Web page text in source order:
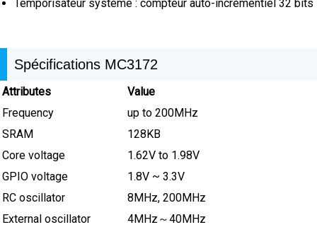
Temporisateur système : compteur auto-incrémentiel 32 bits
Spécifications MC3172
Attributes
Value
Frequency
up to 200MHz
SRAM
128KB
Core voltage
1.62V to 1.98V
GPIO voltage
1.8V ~ 3.3V
RC oscillator
8MHz, 200MHz
External oscillator
4MHz～40MHz